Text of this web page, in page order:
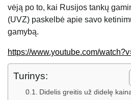
vėją po to, kai Rusijos tankų
(UVZ) paskelbė apie savo
gamybą.
https://www.youtube.com/
Turinys:
Didelis greitis už didelę